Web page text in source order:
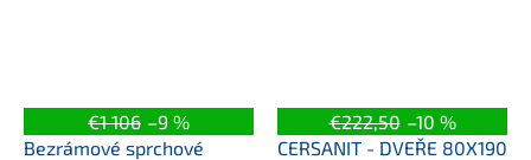
€1 106 –9 %
Bezrámové sprchové
€222,50 –10 %
CERSANIT - DVEŘE 80X190